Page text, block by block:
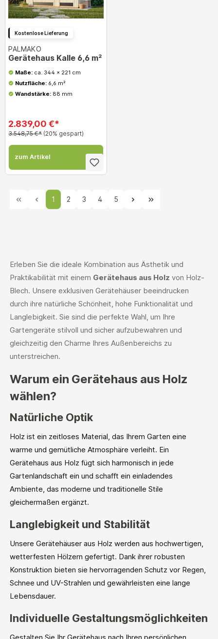
Kostenlose Lieferung
PALMAKO
Gerätehaus Kalle 6,6 m²
Maße:ca. 344 x 221 cm
Nutzfläche:6,6 m²
Wandstärke: 88 mm
2.839,00 €*
3.548,75 €* (20% gespart)
zum Artikel
1 2 3 4 5
Erleben Sie die ideale Kombination aus Ästhetik und
Praktikabilität mit einem Gerätehaus aus Holz von Holz-
Blech. Unsere exklusiven Gerätehäuser beeindrucken
durch ihre natürliche Schönheit, hohe Funktionalität und
Langlebigkeit. Sie sind die perfekte Wahl, um Ihre
Gartengeräte stilvoll und sicher aufzubewahren und
gleichzeitig den Charme Ihres Außenbereichs zu
unterstreichen.
Warum ein Gerätehaus aus Holz
wählen?
Natürliche Optik
Holz ist ein zeitloses Material, das Ihrem Garten eine
warme und gemütliche Atmosphäre verleiht. Ein
Gerätehaus aus Holz fügt sich harmonisch in jede
Gartenlandschaft ein und schafft ein einladendes
Ambiente, das moderne und traditionelle Stile
gleichermaßen ergänzt.
Langlebigkeit und Stabilität
Unsere Gerätehäuser aus Holz werden aus hochwertigen,
wetterfesten Hölzern gefertigt. Dank ihrer robusten
Konstruktion bieten sie hervorragenden Schutz vor Regen,
Schnee und UV-Strahlen und gewährleisten eine lange
Lebensdauer.
Individuelle Gestaltungsmöglichkeiten